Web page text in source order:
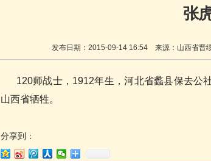
张
发布日期： 2015-09-14 16:54 来源： 山西省晋
120师战士，1912年生，河北省蠡县保去公
山西省牺牲。
分享到：